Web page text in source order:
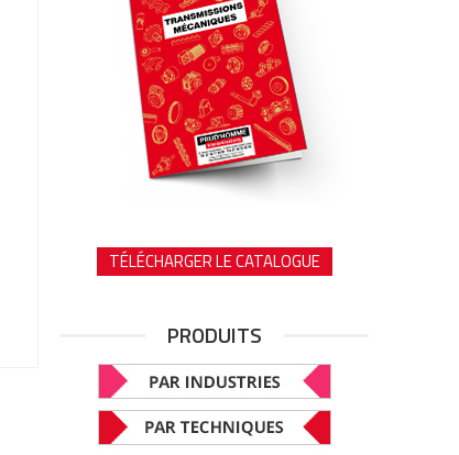
TÉLÉCHARGER LE CATALOGUE
PRODUITS